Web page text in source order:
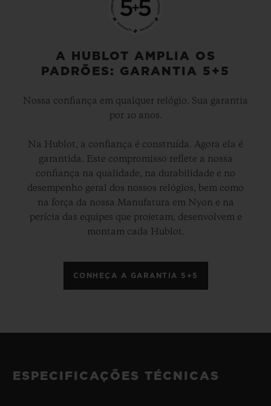
A HUBLOT AMPLIA OS
PADRÕES: GARANTIA 5+5
Nossa confiança em qualquer relógio. Sua garantia
por 10 anos.
Na Hublot, a confiança é construída. Agora ela é
garantida. Este compromisso reflete a nossa
confiança na qualidade, na durabilidade e no
desempenho geral dos nossos relógios, bem como
na força da nossa Manufatura em Nyon e na
perícia das equipes que projetam, desenvolvem e
montam cada Hublot.
CONHEÇA A GARANTIA 5+5
ESPECIFICAÇÕES TÉCNICAS